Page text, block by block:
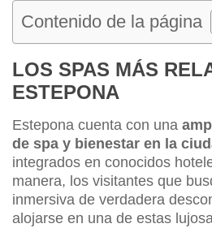
Contenido de la página
LOS SPAS MÁS
ESTEPONA
Estepona cuenta con una
de spa y bienestar en la
integrados en conocidos
manera, los visitantes que
inmersiva de verdadera
alojarse en una de estas